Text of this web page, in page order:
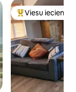
Populārs viesu
Viesu iecienīts